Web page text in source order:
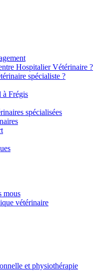
Hospitalier Vétérinaire ?
spécialiste ?
à Frégis
spécialisées
mous
vétérinaire
et physiothérapie